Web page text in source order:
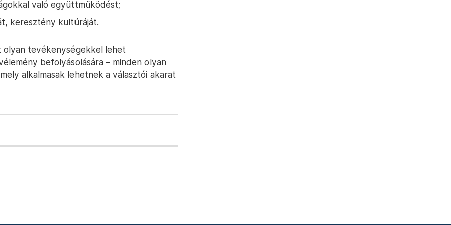
való együttműködést;
keresztény kultúráját.
olyan tevékenységekkel lehet
befolyásolására – minden olyan
alkalmasak lehetnek a választói akarat